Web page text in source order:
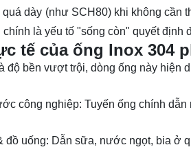
dày (như SCH80) khi không cần
là yếu tố "sống còn" quyết định
tế của ống lnox 304
độ bền vượt trội, dòng ống này hiện
công nghiệp: Tuyến ống chính
đồ uống: Dẫn sữa, nước ngọt, bia ở